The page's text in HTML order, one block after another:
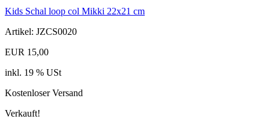
Kids Schal loop col Mikki 22x21 cm
Artikel: JZCS0020
EUR 15,00
inkl. 19 % USt
Kostenloser Versand
Verkauft!